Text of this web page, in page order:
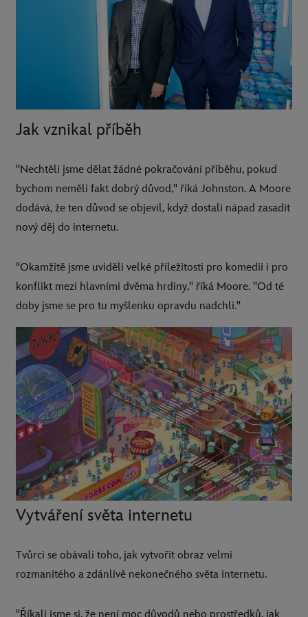
Jak vznikal příběh
"Nechtěli jsme dělat žádné pokračování příběhu, pokud
bychom neměli fakt dobrý důvod," říká Johnston. A Moore
dodává, že ten důvod se objevil, když dostali nápad zasadit
nový děj do internetu.
"Okamžitě jsme uviděli velké příležitosti pro komedii i pro
konflikt mezi hlavními dvěma hrdiny," říká Moore. "Od té
doby jsme se pro tu myšlenku opravdu nadchli."
Vytváření světa internetu
Tvůrci se obávali toho, jak vytvořit obraz velmi
rozmanitého a zdánlivě nekonečného světa internetu.
"Říkali jsme si, že není moc důvodů nebo prostředků, jak